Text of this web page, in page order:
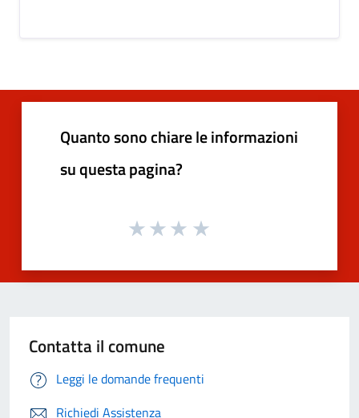
Quanto sono chiare le informazioni
su questa pagina?
Contatta il comune
Leggi le domande frequenti
Richiedi Assistenza